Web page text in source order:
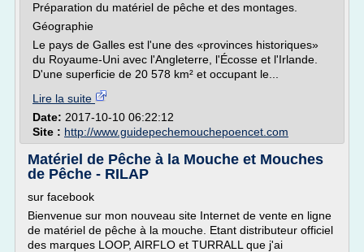
Préparation du matériel de pêche et des montages.
Géographie
Le pays de Galles est l'une des «provinces historiques»
du Royaume-Uni avec l'Angleterre, l'Écosse et l'Irlande.
D'une superficie de 20 578 km² et occupant le...
Lire la suite
Date: 2017-10-10 06:22:12
Site : http://www.guidepechemouchepoencet.com
Matériel de Pêche à la Mouche et Mouches
de Pêche - RILAP
sur facebook
Bienvenue sur mon nouveau site Internet de vente en ligne
de matériel de pêche à la mouche. Etant distributeur officiel
des marques LOOP, AIRFLO et TURRALL que j'ai